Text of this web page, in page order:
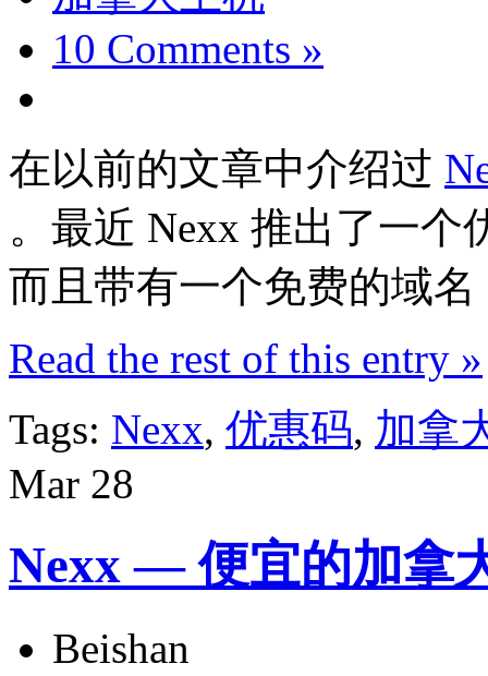
10 Comments »
在以前的文章中介绍过
。最近 Nexx 推出了一个
而且带有一个免费的域
Read the rest of this entry »
Tags: Nexx, 优惠码, 加拿
Mar 28
Nexx — 便宜的加拿
Beishan